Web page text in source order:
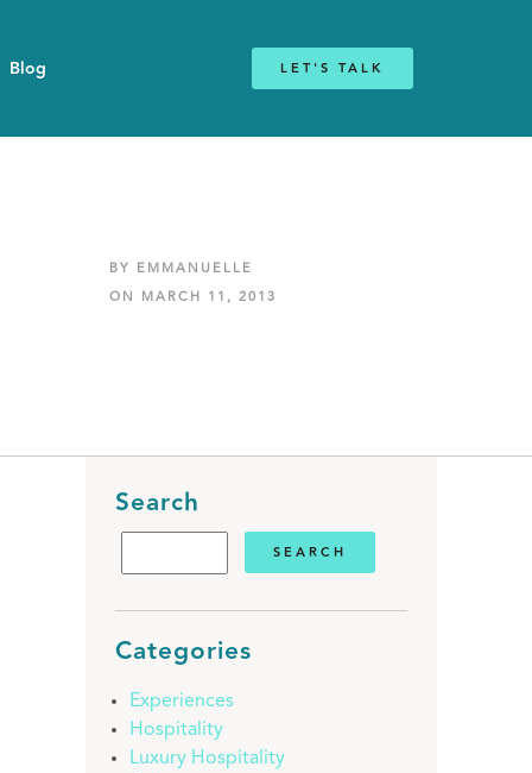
Blog LET'S TALK
BY EMMANUELLE
ON MARCH 11, 2013
Search
Categories
Experiences
Hospitality
Luxury Hospitality